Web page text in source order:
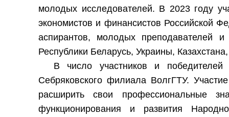
молодых исследователей. В 2023 году
экономистов и финансистов Российской
аспирантов, молодых преподавателей
Республики Беларусь, Украины,
В число участников и
Себряковского филиала ВолгГТУ.
расширить свои профессиональные
функционирования и развития